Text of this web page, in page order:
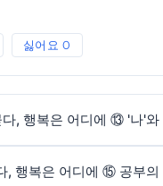
싫어요 0